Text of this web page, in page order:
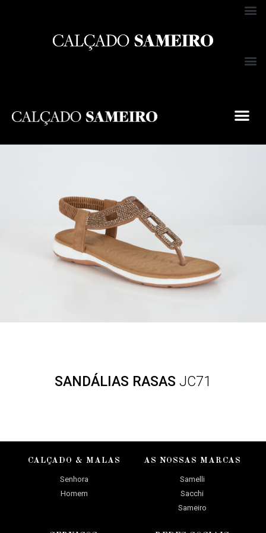
SANDÁLIAS RASAS JC71
CALÇADO & MALAS
Senhora
Homem
AS NOSSAS MARCAS
Samelli
Sacchi
Sameiro